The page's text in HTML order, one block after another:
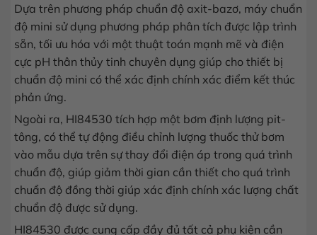
Dựa trên phương pháp chuẩn độ axit-bazơ, máy chuẩn
độ mini sử dụng phương pháp phân tích được lập trình
sẵn, tối ưu hóa với một thuật toán mạnh mẽ và điện
cực pH thân thủy tinh chuyên dụng giúp cho thiết bị
chuẩn độ mini có thể xác định chính xác điểm kết thúc
phản ứng.
Ngoài ra, HI84530 tích hợp một bơm định lượng pit-
tông, có thể tự động điều chỉnh lượng thuốc thử bơm
vào mẫu dựa trên sự thay đổi điện áp trong quá trình
chuẩn độ, giúp giảm thời gian cần thiết cho quá trình
chuẩn độ đồng thời giúp xác định chính xác lượng chất
chuẩn độ được sử dụng.
HI84530 được cung cấp đầy đủ tất cả phụ kiện cần